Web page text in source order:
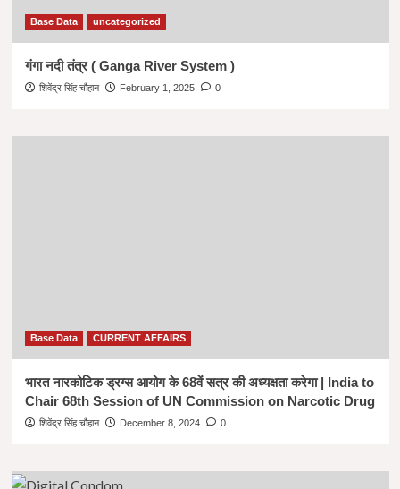
Base Data uncategorized
गंगा नदी तंत्र ( Ganga River System )
शिवेंद्र सिंह चौहान February 1, 2025 0
Base Data CURRENT AFFAIRS
भारत नारकोटिक ड्रग्स आयोग के 68वें सत्र की अध्यक्षता करेगा | India to
Chair 68th Session of UN Commission on Narcotic Drug
शिवेंद्र सिंह चौहान December 8, 2024 0